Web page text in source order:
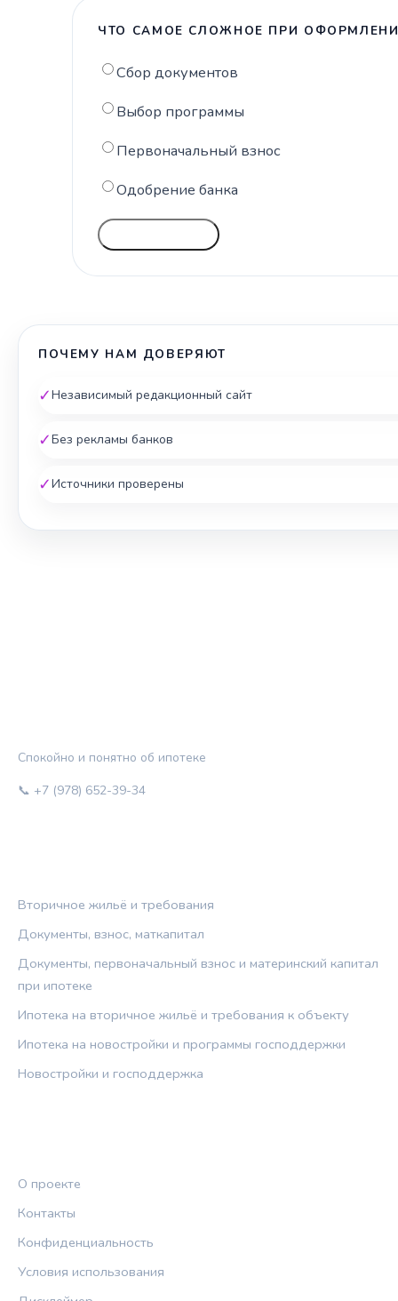
ЧТО САМОЕ СЛОЖНОЕ ПРИ
Сбор документов
Выбор программы
Первоначальный взнос
Одобрение банка
ПОЧЕМУ НАМ ДОВЕРЯЮТ
✓Независимый редакционный сайт
✓Без рекламы банков
✓Источники проверены
Спокойно и понятно об ипотеке
📞 +7 (978) 652-39-34
Вторичное жильё и требования
Документы, взнос, маткапитал
Документы, первоначальный взнос и материнский капитал
при ипотеке
Ипотека на вторичное жильё и требования к объекту
Ипотека на новостройки и программы господдержки
Новостройки и господдержка
О проекте
Контакты
Конфиденциальность
Условия использования